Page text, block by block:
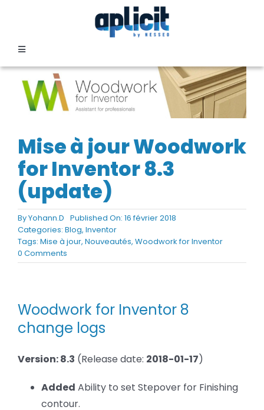
Toggle
Navigation
SECTEURS
SERVICES
TEMOIGNAGES
EVENEMENTS
SOCIETE
Mise à jour Woodwork
for Inventor 8.3
(update)
ByYohann.D Published On: 16 février 2018
Categories: Blog, Inventor
Tags: Mise à jour, Nouveautés, Woodwork for Inventor
0 Commentson
Mise
for
Inventor
8.3
Woodwork for Inventor 8
change logs
Version: 8.3 (Release date: 2018-01-17)
Added Ability to set Stepover for Finishing
contour.